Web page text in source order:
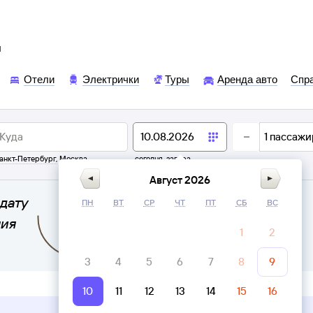
Отели Электрички Туры Аренда авто
Петербург, Москва сегодня, завтра
1
Верни билет в личном кабинете
Август 2026
ПН ВТ СР ЧТ ПТ СБ ВС
1 2
3 4 5 6 7 8 9
10 11 12 13 14 15 16